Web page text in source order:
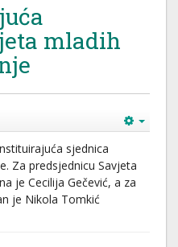
mladih
sjednica
Za predsjednicu Savjeta
je Cecilija Gečević, a za
je Nikola Tomkić